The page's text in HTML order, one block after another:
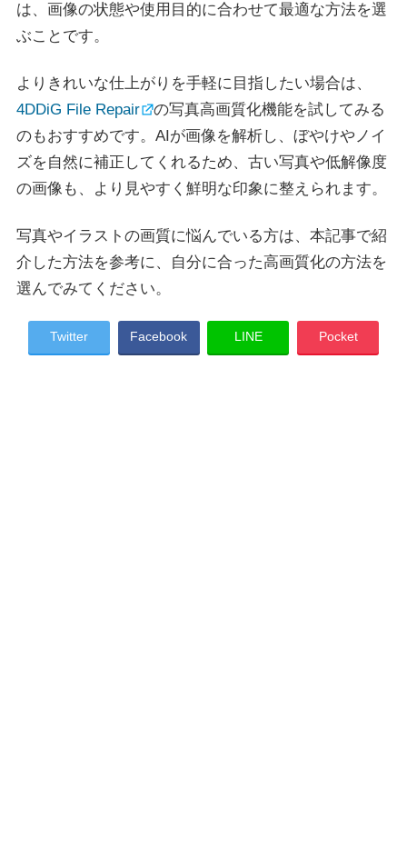
は、画像の状態や使用目的に合わせて最適な方法を選
ぶことです。
よりきれいな仕上がりを手軽に目指したい場合は、
4DDiG File Repair
の写真高画質化機能を試してみる
のもおすすめです。AIが画像を解析し、ぼやけやノイ
ズを自然に補正してくれるため、古い写真や低解像度
の画像も、より見やすく鮮明な印象に整えられます。
写真やイラストの画質に悩んでいる方は、本記事で紹
介した方法を参考に、自分に合った高画質化の方法を
選んでみてください。
Twitter Facebook LINE Pocket